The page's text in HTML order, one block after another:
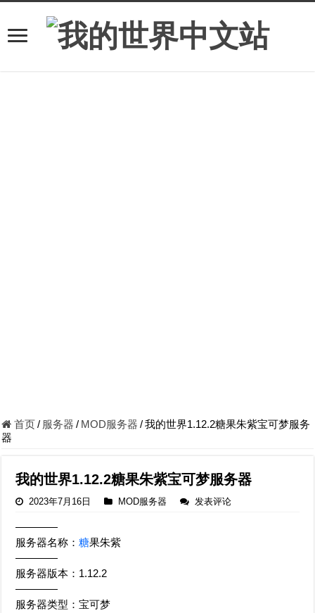
首页/ 服务器 / MOD服务器 /我的世界1.12.2糖果朱紫宝可梦服务
器
我的世界1.12.2糖果朱紫宝可梦服务器
2023年7月16日 MOD服务器 发表评论
————
服务器名称：糖果朱紫
————
服务器版本：1.12.2
————
服务器类型：宝可梦